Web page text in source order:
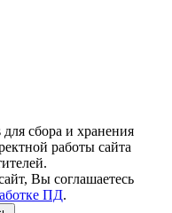
сбора и хранения
работы сайта
Вы соглашаетесь
ПД.